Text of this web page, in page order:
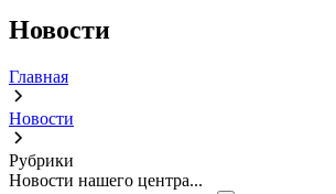
Новости
Главная
Новости
Рубрики
Новости нашего центра...